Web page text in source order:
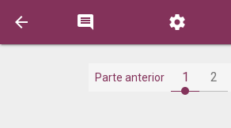
  
Parte anterior 1 2